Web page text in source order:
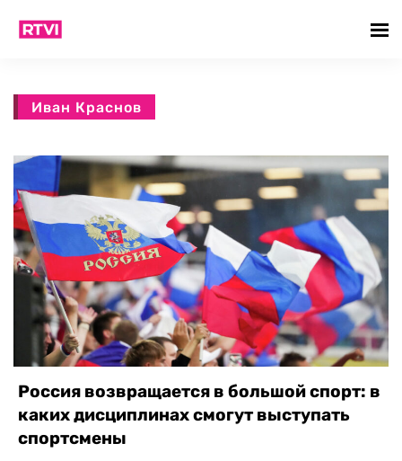
Иван Краснов
Россия возвращается в большой спорт: в
каких дисциплинах смогут выступать
спортсмены